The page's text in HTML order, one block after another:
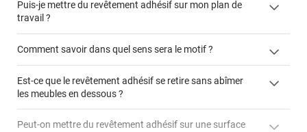
« Comment poser un revêtement adhésif ? »
Puis-je mettre du revêtement adhésif sur mon plan de
travail ?
"Peut-on installer du
Comment savoir dans quel sens sera le motif ?
Est-ce que le revêtement adhésif se retire sans abîmer
les meubles en dessous ?
Peut-on mettre du revêtement adhésif sur une surface